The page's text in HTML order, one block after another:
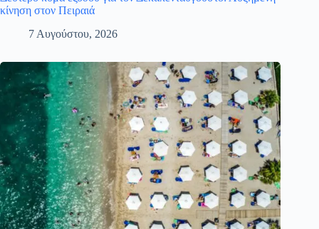
κίνηση στον Πειραιά
7 Αυγούστου, 2026